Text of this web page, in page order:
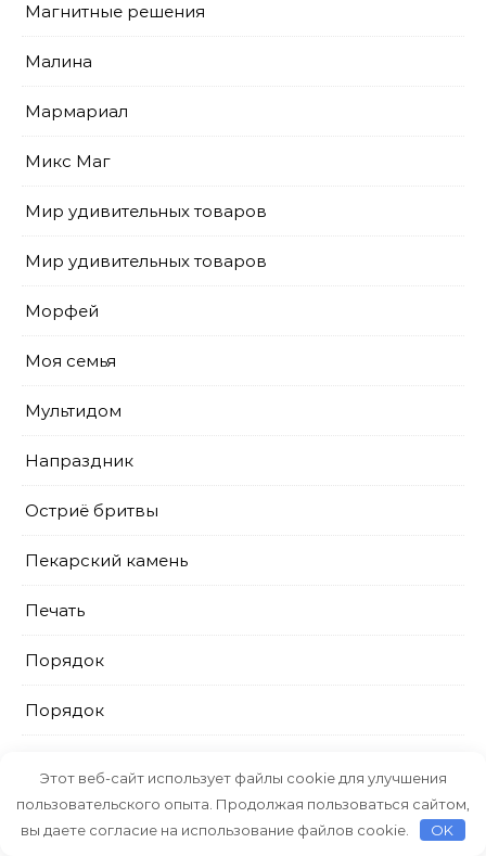
Магнитные решения
Малина
Мармариал
Микс Маг
Мир удивительных товаров
Мир удивительных товаров
Морфей
Моя семья
Мультидом
Напраздник
Остриё бритвы
Пекарский камень
Печать
Порядок
Порядок
ПрестижСервис
Этот веб-сайт использует файлы cookie для улучшения
пользовательского опыта. Продолжая пользоваться сайтом,
вы даете согласие на использование файлов cookie.
OK